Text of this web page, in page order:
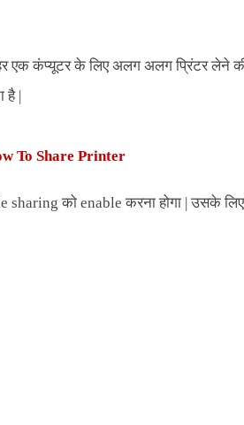
एक कंप्यूटर के लिए अलग अलग प्रिंटर लेने
है |
To Share Printer
को enable करना होगा | उसके लिए